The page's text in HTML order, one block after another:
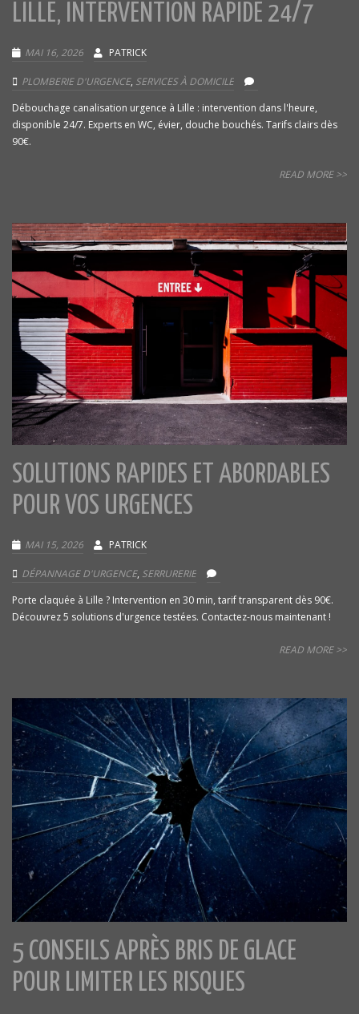
LILLE, INTERVENTION RAPIDE 24/7
MAI 16, 2026 PATRICK
PLOMBERIE D'URGENCE, SERVICES À DOMICILE
Débouchage canalisation urgence à Lille : intervention dans l'heure,
disponible 24/7. Experts en WC, évier, douche bouchés. Tarifs clairs dès
90€.
READ MORE >>
SOLUTIONS RAPIDES ET ABORDABLES
POUR VOS URGENCES
MAI 15, 2026 PATRICK
DÉPANNAGE D'URGENCE, SERRURERIE
Porte claquée à Lille ? Intervention en 30 min, tarif transparent dès 90€.
Découvrez 5 solutions d'urgence testées. Contactez-nous maintenant !
READ MORE >>
5 CONSEILS APRÈS BRIS DE GLACE
POUR LIMITER LES RISQUES